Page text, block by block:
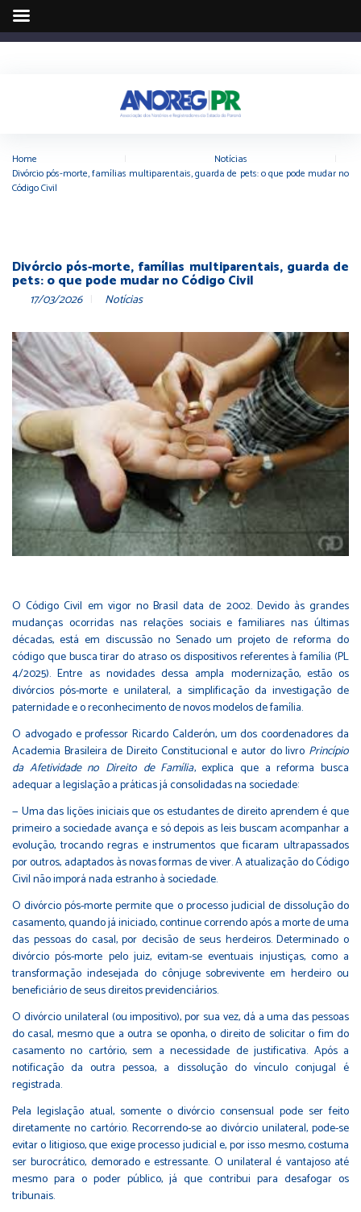
Home Notícias
Divórcio pós-morte, famílias multiparentais, guarda de pets: o que pode mudar no
Código Civil
Divórcio pós-morte, famílias multiparentais, guarda de
pets: o que pode mudar no Código Civil
17/03/2026 Notícias
O Código Civil em vigor no Brasil data de 2002. Devido às grandes
mudanças ocorridas nas relações sociais e familiares nas últimas
décadas, está em discussão no Senado um projeto de reforma do
código que busca tirar do atraso os dispositivos referentes à família (PL
4/2025). Entre as novidades dessa ampla modernização, estão os
divórcios pós-morte e unilateral, a simplificação da investigação de
paternidade e o reconhecimento de novos modelos de família.
O advogado e professor Ricardo Calderón, um dos coordenadores da
Academia Brasileira de Direito Constitucional e autor do livro Princípio
da Afetividade no Direito de Família, explica que a reforma busca
adequar a legislação a práticas já consolidadas na sociedade:
— Uma das lições iniciais que os estudantes de direito aprendem é que
primeiro a sociedade avança e só depois as leis buscam acompanhar a
evolução, trocando regras e instrumentos que ficaram ultrapassados
por outros, adaptados às novas formas de viver. A atualização do Código
Civil não imporá nada estranho à sociedade.
O divórcio pós-morte permite que o processo judicial de dissolução do
casamento, quando já iniciado, continue correndo após a morte de uma
das pessoas do casal, por decisão de seus herdeiros. Determinado o
divórcio pós-morte pelo juiz, evitam-se eventuais injustiças, como a
transformação indesejada do cônjuge sobrevivente em herdeiro ou
beneficiário de seus direitos previdenciários.
O divórcio unilateral (ou impositivo), por sua vez, dá a uma das pessoas
do casal, mesmo que a outra se oponha, o direito de solicitar o fim do
casamento no cartório, sem a necessidade de justificativa. Após a
notificação da outra pessoa, a dissolução do vínculo conjugal é
registrada.
Pela legislação atual, somente o divórcio consensual pode ser feito
diretamente no cartório. Recorrendo-se ao divórcio unilateral, pode-se
evitar o litigioso, que exige processo judicial e, por isso mesmo, costuma
ser burocrático, demorado e estressante. O unilateral é vantajoso até
mesmo para o poder público, já que contribui para desafogar os
tribunais.